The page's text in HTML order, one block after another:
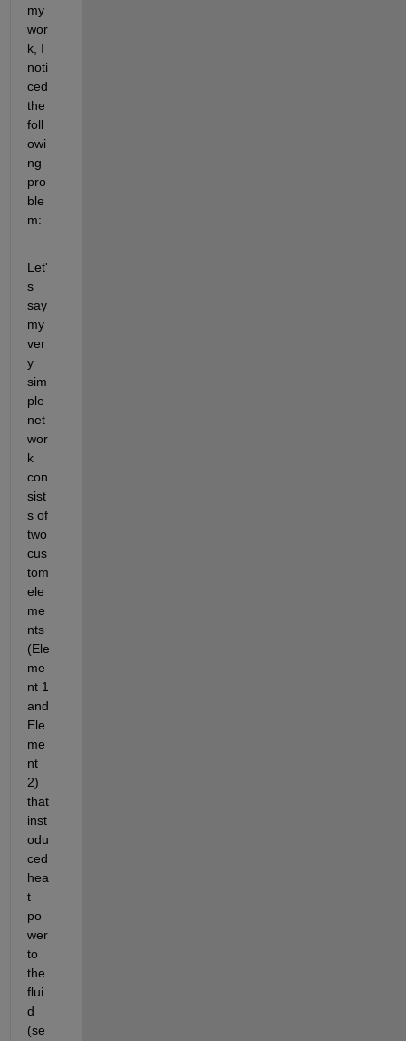
my
wor
k, I
noti
ced
the
foll
owi
ng
pro
ble
m:
Let'
s
say
my
ver
y
sim
ple
net
wor
k
con
sist
s of
two
cus
tom
ele
me
nts
(Ele
me
nt 1
and
Ele
me
nt
2)
that
inst
odu
ced
hea
t
po
wer
to
the
flui
d
(se